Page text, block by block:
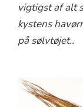
vigtigst af alt
kystens
på sølvtøjet..